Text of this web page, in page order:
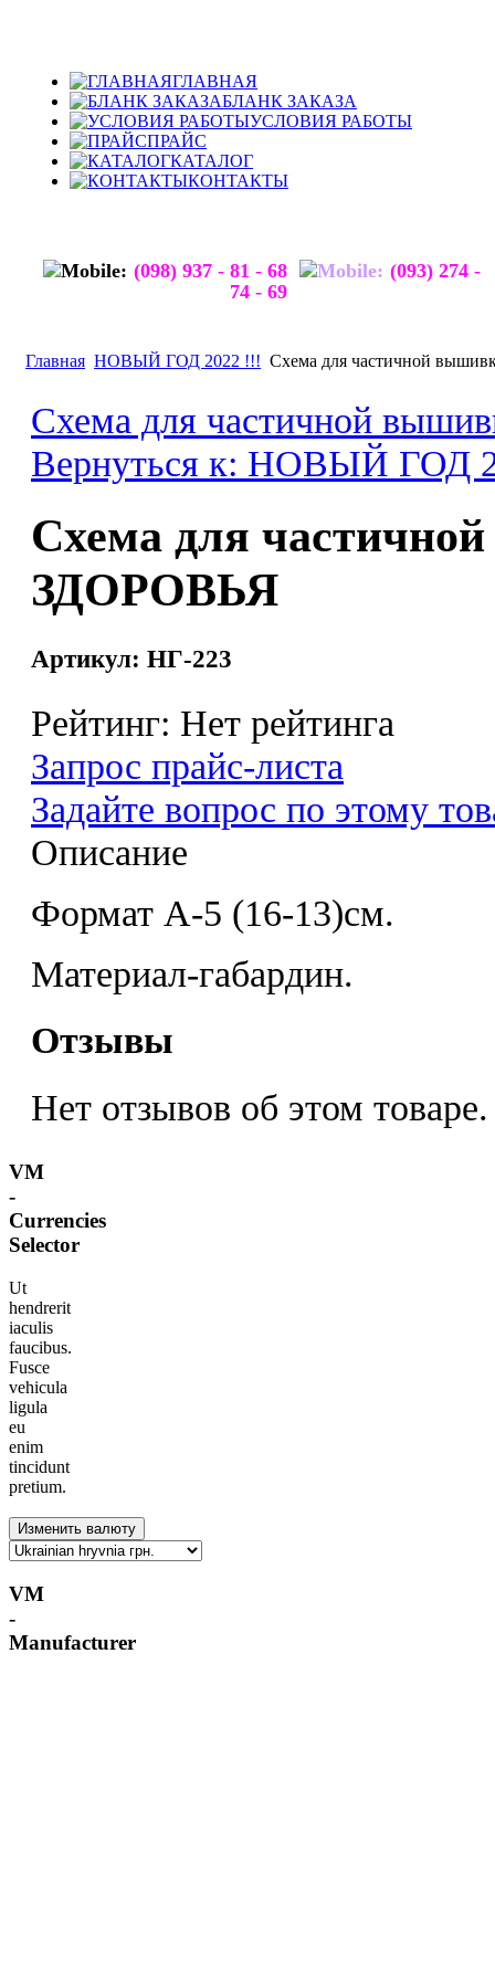
ГЛАВНАЯ
БЛАНК ЗАКАЗА
УСЛОВИЯ РАБОТЫ
ПРАЙС
КАТАЛОГ
КОНТАКТЫ
(098) 937 - 81 - 68
(093) 274 -
74 - 69
Главная НОВЫЙ ГОД 2022 !!! Схема для частичной
Схема для частичной
Вернуться к: НОВЫЙ ГОД
Схема для
ЗДОРОВЬЯ
Артикул: НГ-223
Рейтинг: Нет рейтинга
Запрос прайс-листа
Задайте вопрос по этому
Описание
Формат А-5 (16-13)см.
Материал-габардин.
Отзывы
Нет отзывов об этом товаре.
VM
-
Currencies
Selector
Ut
hendrerit
iaculis
faucibus.
Fusce
vehicula
ligula
eu
enim
tincidunt
pretium.
VM
-
Manufacturer